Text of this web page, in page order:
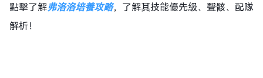
點擊了解弗洛洛培養攻略，了解其技能優先級、聲骸、配隊
解析！